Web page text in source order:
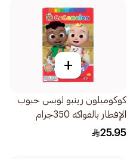
+
كوكوميلون رينبو لوبس حبوب
الإفطار بالفواكه 350جرام
25.95